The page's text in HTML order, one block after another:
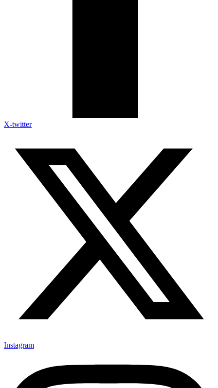
X-twitter
Instagram